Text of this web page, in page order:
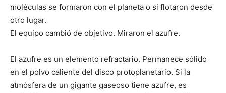
moléculas se formaron con el planeta o si flotaron desde
otro lugar.
El equipo cambió de objetivo. Miraron el azufre.
El azufre es un elemento refractario. Permanece sólido
en el polvo caliente del disco protoplanetario. Si la
atmósfera de un gigante gaseoso tiene azufre, es